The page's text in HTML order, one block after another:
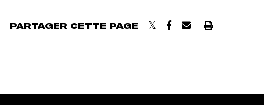
PARTAGER CETTE PAGE Imprimer